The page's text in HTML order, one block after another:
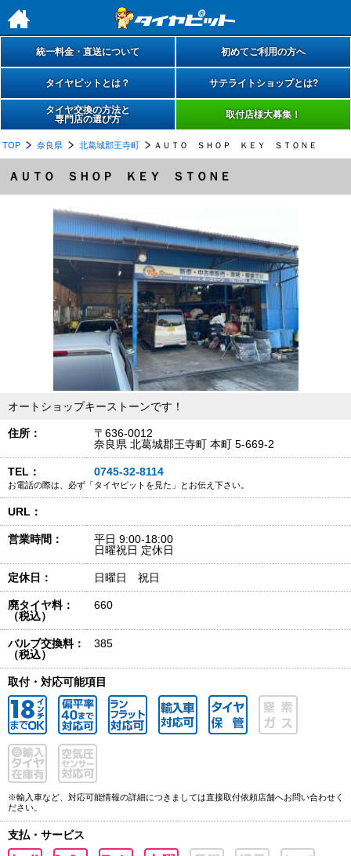
h
統一料金・直送について 初めてご利用の方へ
タイヤピットとは？ サテライトショップとは?
タイヤ交換の方法と
専門店の選び方
取付店様大募集！
TOP 奈良県 北葛城郡王寺町 ＡＵＴＯ ＳＨＯＰ ＫＥＹ ＳＴＯＮＥ
ＡＵＴＯ ＳＨＯＰ ＫＥＹ ＳＴＯＮＥ
オートショップキーストーンです！
住所：
〒636-0012
奈良県 北葛城郡王寺町 本町 5-669-2
TEL： 0745-32-8114
お電話の際は、必ず「タイヤピットを見た」とお伝え下さい。
URL：
営業時間：
平日 9:00-18:00
日曜祝日 定休日
定休日： 日曜日 祝日
廃タイヤ料：
（税込）
660
バルブ交換料：
（税込）
385
取付・対応可能項目
※輸入車など、対応可能情報の詳細につきましては直接取付依頼店舗へお問い合わせく
ださい。
支払・サービス